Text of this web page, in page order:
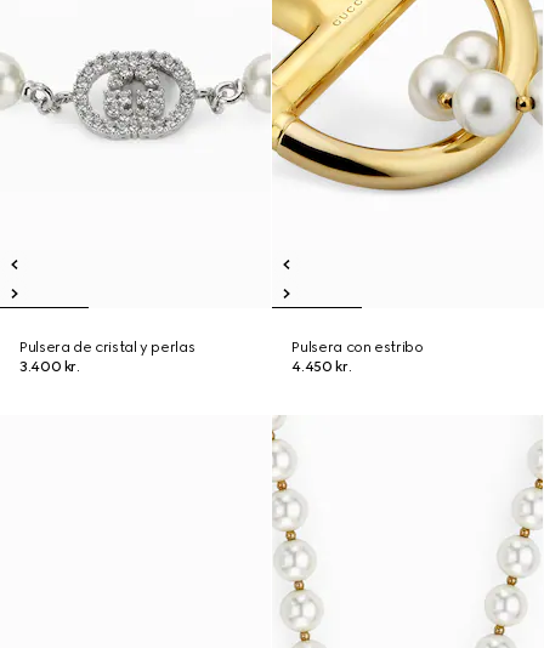
Pulsera de cristal y perlas
3.400 kr.
Pulsera con estribo
4.450 kr.